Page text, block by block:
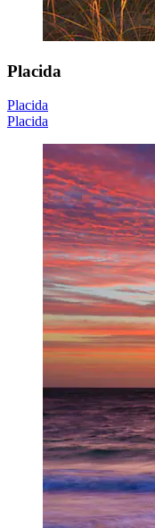
Placida
Placida
Placida